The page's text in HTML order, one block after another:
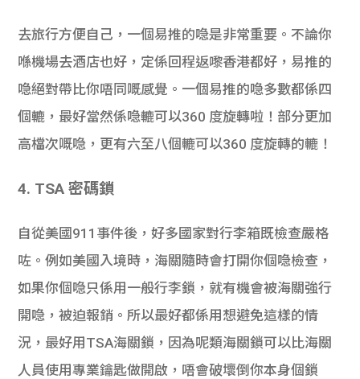
去旅行方便自己，一個易推的喼是非常重要。不論你
喺機場去酒店也好，定係回程返嚟香港都好，易推的
喼絕對帶比你唔同嘅感覺。一個易推的喼多數都係四
個轆，最好當然係喼轆可以360 度旋轉啦！部分更加
高檔次嘅喼，更有六至八個轆可以360 度旋轉的轆！
4. TSA 密碼鎖
自從美國911事件後，好多國家對行李箱既檢查嚴格
咗。例如美國入境時，海關隨時會打開你個喼檢查，
如果你個喼只係用一般行李鎖，就有機會被海關強行
開喼，被迫報銷。所以最好都係用想避免這樣的情
況，最好用TSA海關鎖，因為呢類海關鎖可以比海關
人員使用專業鑰匙做開啟，唔會破壞倒你本身個鎖